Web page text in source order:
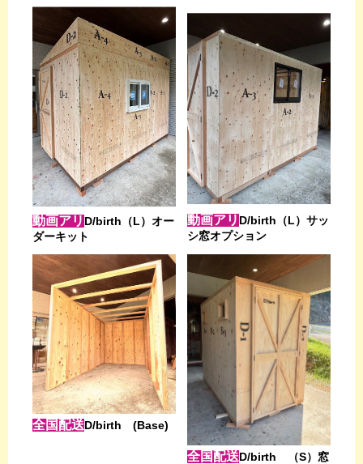
動画アリ D/birth（L）オー
ダーキット
動画アリ D/birth（L）サッ
シ窓オプション
全国配送D/birth (Base)
全国配送D/birth （S）窓